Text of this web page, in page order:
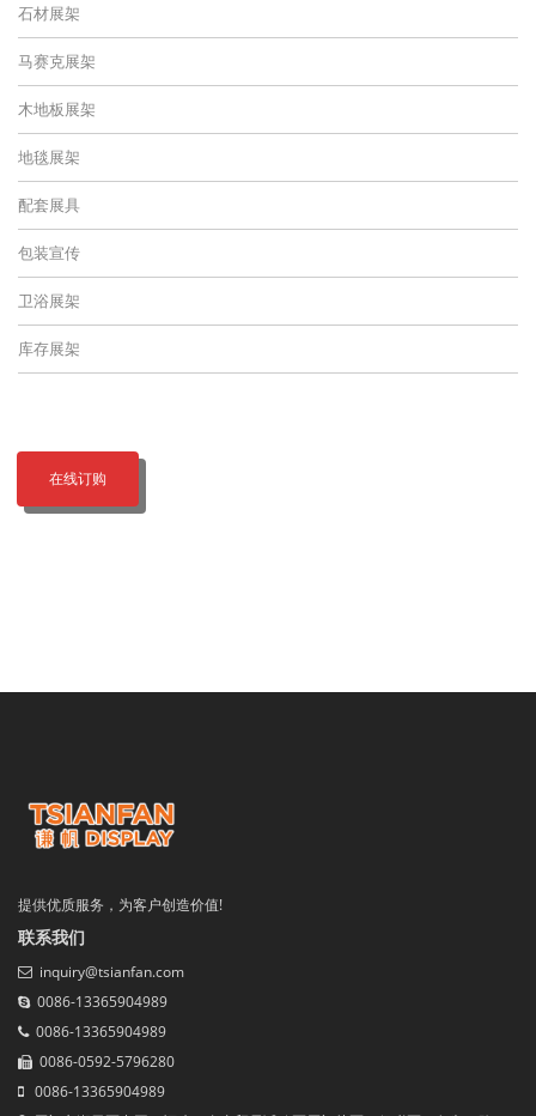
石材展架
马赛克展架
木地板展架
地毯展架
配套展具
包装宣传
卫浴展架
库存展架
在线订购
提供优质服务，为客户创造价值!
联系我们
inquiry@tsianfan.com
0086-13365904989
0086-13365904989
0086-0592-5796280
0086-13365904989